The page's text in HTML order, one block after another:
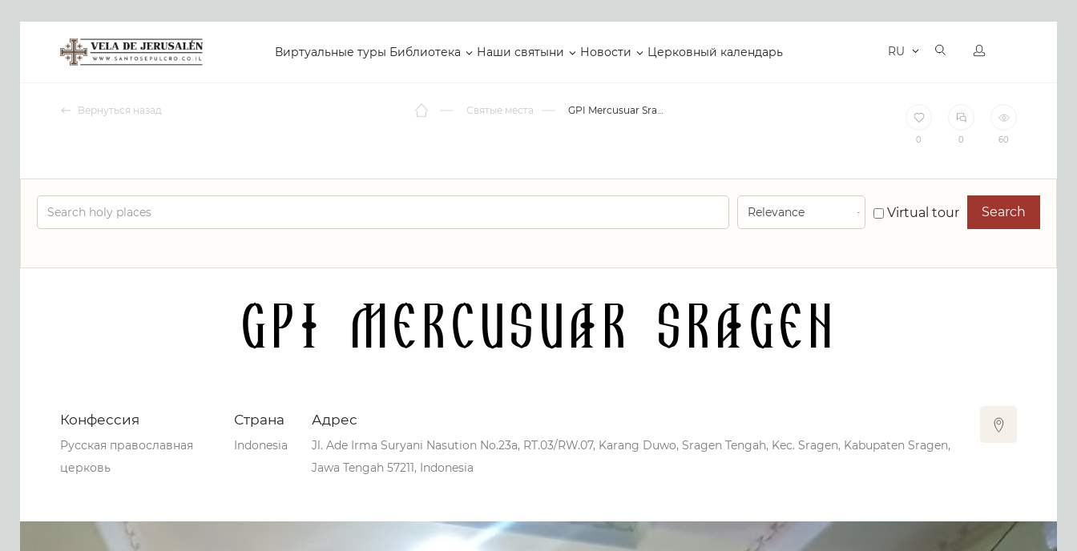
Виртуальные туры Библиотека Наши святыни Новости Церковный календарь RU
Вернуться назад Святые места GPI Mercusuar Sragen
0 0 60
Virtual tour Search
GPI Mercusuar Sragen
Конфессия
Русская православная
церковь
Страна
Indonesia
Адрес
Jl. Ade Irma Suryani Nasution No.23a, RT.03/RW.07, Karang Duwo, Sragen Tengah, Kec. Sragen, Kabupaten Sragen,
Jawa Tengah 57211, Indonesia